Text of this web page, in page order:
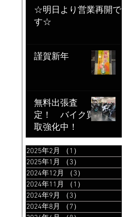
☆明日より営業再開で
す☆
謹賀新年
無料出張査
定！ バイク買
取強化中！
2025年2月 （1）
2025年1月
（3）
2024年12月
（3）
2024年11月
（1）
2024年9月
（3）
2024年8月
（7）